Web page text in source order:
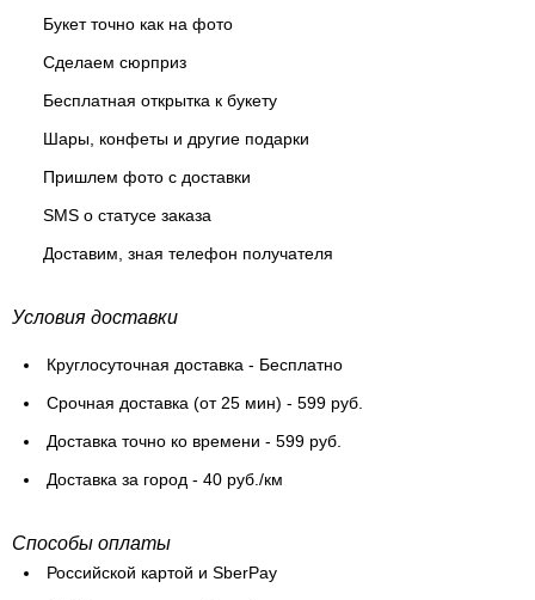
Букет точно как на фото
Сделаем сюрприз
Бесплатная открытка к букету
Шары, конфеты и другие подарки
Пришлем фото с доставки
SMS о статусе заказа
Доставим, зная телефон получателя
Условия доставки
Круглосуточная доставка - Бесплатно
Cрочная доставка (от 25 мин) - 599 руб.
Доставка точно ко времени - 599 руб.
Доставка за город - 40 руб./км
Способы оплаты
Российской картой и SberPay